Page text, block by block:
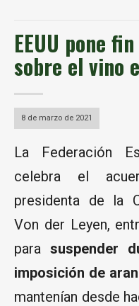
EEUU pone
sobre el vino
8 de marzo de 2021
La Federación
celebra el
presidenta de la
Von der Leyen,
para suspender
imposición de
mantenían desde